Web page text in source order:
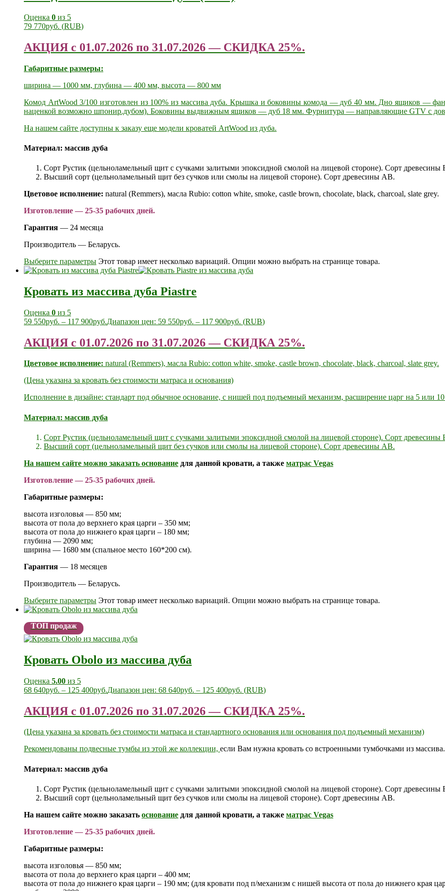
Оценка 0 из 5
79 770руб. (RUB)
АКЦИЯ с 01.07.2026 по 31.07.2026 — СКИДКА 25%.
Габаритные размеры:
ширина — 1000 мм, глубина — 400 мм, высота — 800 мм
Комод ArtWood 3/100 изготовлен из 100% из массива дуба. Крышка и боковины комода — дуб 40 мм. Дно ящиков —
наценкой возможно шпонир.дубом). Боковины выдвижным ящиков — дуб 18 мм. Фурнитура — направляющие GTV с
На нашем сайте доступны к заказу еще модели кроватей ArtWood из дуба.
Материал: массив дуба
Сорт Рустик (цельноламельный щит с сучками залитыми эпоксидной смолой на лицевой стороне). Сорт древесины
Высший сорт (цельноламельный щит без сучков или смолы на лицевой стороне). Сорт древесины АВ.
Цветовое исполнение: natural (Remmers), масла Rubio: cotton white, smoke, castle brown, chocolate, black, charcoal, slate grey.
Изготовление — 25-35 рабочих дней.
Гарантия — 24 месяца
Производитель — Беларусь.
Выберите параметры Этот товар имеет несколько вариаций. Опции можно выбрать на странице товара.
Кровать из массива дуба Piastre
Оценка 0 из 5
59 550руб. – 117 900руб.Диапазон цен: 59 550руб. – 117 900руб. (RUB)
АКЦИЯ с 01.07.2026 по 31.07.2026 — СКИДКА 25%.
Цветовое исполнение: natural (Remmers), масла Rubio: cotton white, smoke, castle brown, chocolate, black, charcoal, slate grey.
(Цена указана за кровать без стоимости матраса и основания)
Исполнение в дизайне: стандарт под обычное основание, с нишей под подъемный механизм, расширение царг на 5 или
Материал: массив дуба
Сорт Рустик (цельноламельный щит с сучками залитыми эпоксидной смолой на лицевой стороне). Сорт древесины
Высший сорт (цельноламельный щит без сучков или смолы на лицевой стороне). Сорт древесины АВ.
На нашем сайте можно заказать основание для данной кровати, а также матрас Vegas
Изготовление — 25-35 рабочих дней.
Габаритные размеры:
высота изголовья — 850 мм;
высота от пола до верхнего края царги – 350 мм;
высота от пола до нижнего края царги – 180 мм;
глубина — 2090 мм;
ширина — 1680 мм (спальное место 160*200 см).
Гарантия — 18 месяцев
Производитель — Беларусь.
Выберите параметры Этот товар имеет несколько вариаций. Опции можно выбрать на странице товара.
ТОП продаж
Кровать Obolo из массива дуба
Оценка 5.00 из 5
68 640руб. – 125 400руб.Диапазон цен: 68 640руб. – 125 400руб. (RUB)
АКЦИЯ с 01.07.2026 по 31.07.2026 — СКИДКА 25%.
(Цена указана за кровать без стоимости матраса и стандартного основания или основания под подъемный механизм)
Рекомендованы подвесные тумбы из этой же коллекции, если Вам нужна кровать со встроенными тумбочками из массива.
Материал: массив дуба
Сорт Рустик (цельноламельный щит с сучками залитыми эпоксидной смолой на лицевой стороне). Сорт древесины
Высший сорт (цельноламельный щит без сучков или смолы на лицевой стороне). Сорт древесины АВ.
На нашем сайте можно заказать основание для данной кровати, а также матрас Vegas
Изготовление — 25-35 рабочих дней.
Габаритные размеры:
высота изголовья — 850 мм;
высота от пола до верхнего края царги – 400 мм;
высота от пола до нижнего края царги – 190 мм; (для кровати под п/механизм с нишей высота от пола до нижнего края